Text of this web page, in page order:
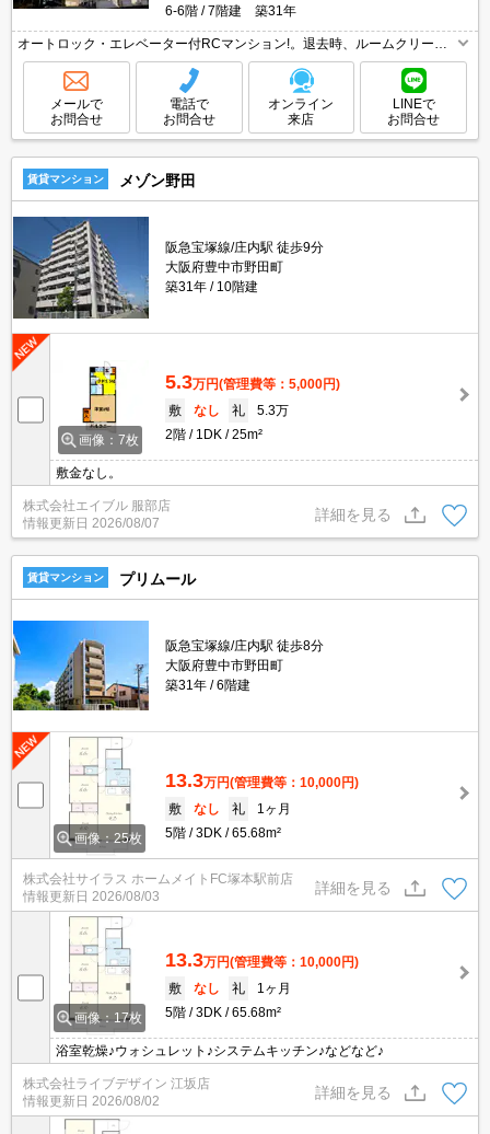
6-6階
7階建 築31年
オートロック・エレベーター付RCマンション!。退去時、ルームクリーニ
ング料金55,000円。
メールで
お問合せ
電話で
お問合せ
オンライン
来店
LINEで
お問合せ
賃貸マンション メゾン野田
阪急宝塚線/庄内駅 徒歩9分
大阪府豊中市野田町
築31年
10階建
画像：7枚
5.3万円(管理費等：5,000円)
敷
なし 礼
5.3万
2階
1DK 25m²
敷金なし。
株式会社エイブル 服部店
情報更新日 2026/08/07
詳細を見る
賃貸マンション プリムール
阪急宝塚線/庄内駅 徒歩8分
大阪府豊中市野田町
築31年
6階建
画像：25枚
13.3万円(管理費等：10,000円)
敷
なし 礼
1ヶ月
5階
3DK 65.68m²
株式会社サイラス ホームメイトFC塚本駅前店
情報更新日 2026/08/03
詳細を見る
画像：17枚
13.3万円(管理費等：10,000円)
敷
なし 礼
1ヶ月
5階
3DK 65.68m²
浴室乾燥♪ウォシュレット♪システムキッチン♪などなど♪
株式会社ライブデザイン 江坂店
情報更新日 2026/08/02
詳細を見る